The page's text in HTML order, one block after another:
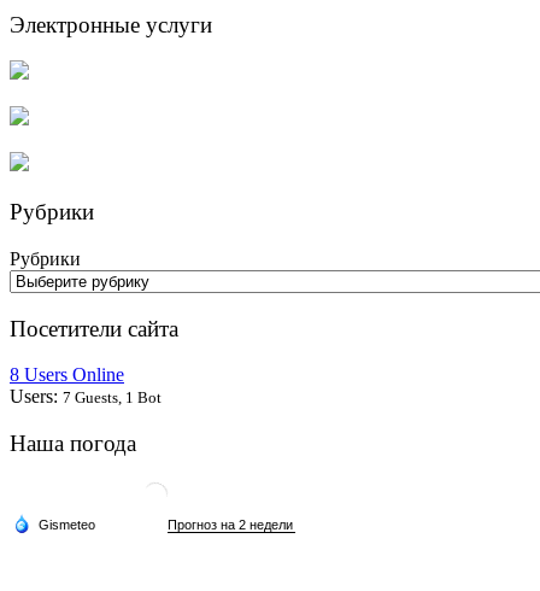
Электронные услуги
Рубрики
Рубрики
Посетители сайта
8 Users Online
Users: 7 Guests, 1 Bot
Наша погода